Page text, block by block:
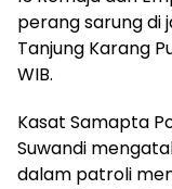
perang sarung di
Tanjung Karang
WIB.
Kasat Samapta
Suwandi
dalam patroli